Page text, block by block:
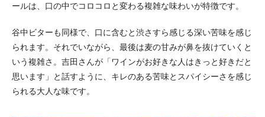
ールは、口の中でコロコロと変わる複雑な味わいが特徴です。
谷中ビターも同様で、口に含むと渋さすら感じる深い苦味を感じ
られます。それでいながら、最後は麦の甘みが鼻を抜けていくと
いう複雑さ。吉田さんが「ワインがお好きな人はきっと好きだと
思います」と話すように、キレのある苦味とスパイシーさを感じ
られる大人な味です。